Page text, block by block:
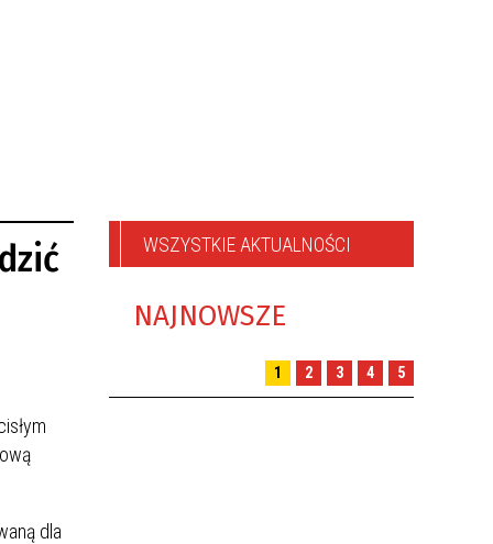
dla
WSZYSTKIE AKTUALNOŚCI
NAJNOWSZE
1 2 3 4 5